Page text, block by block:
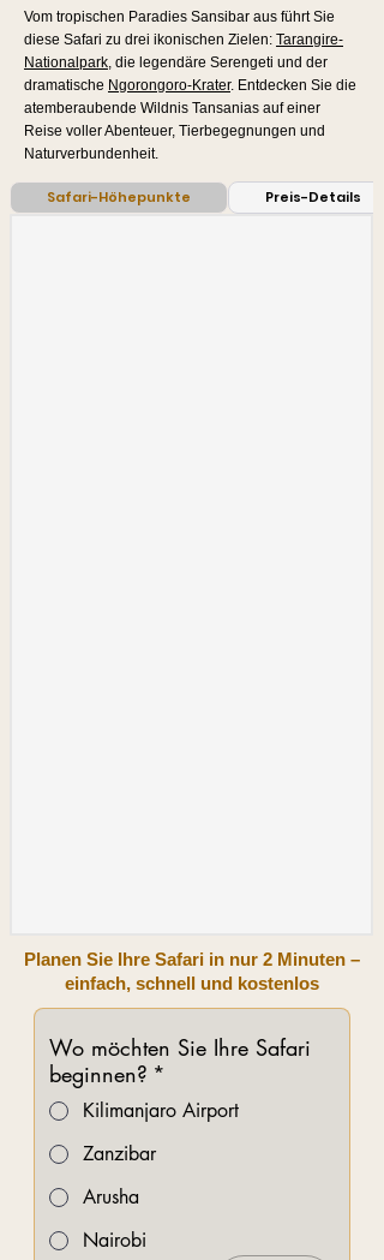
Vom tropischen Paradies Sansibar aus führt Sie
diese Safari zu drei ikonischen Zielen: Tarangire-
Nationalpark, die legendäre Serengeti und der
dramatische Ngorongoro-Krater. Entdecken Sie die
atemberaubende Wildnis Tansanias auf einer
Reise voller Abenteuer, Tierbegegnungen und
Naturverbundenheit.
Safari-Höhepunkte Preis-Details
Planen Sie Ihre Safari in nur 2 Minuten –
einfach, schnell und kostenlos
Wo möchten Sie Ihre Safari
beginnen? *
Kilimanjaro Airport
Zanzibar
Arusha
Nairobi